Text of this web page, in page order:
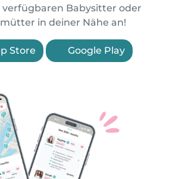
verfügbaren Babysitter oder
in deiner Nähe an!
Store Google Play